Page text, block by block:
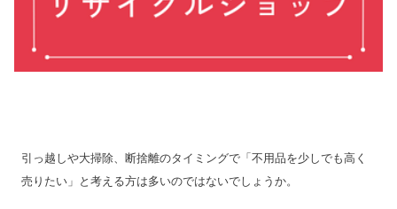
引っ越しや大掃除、断捨離のタイミングで「不用品を少しでも高く
売りたい」と考える方は多いのではないでしょうか。